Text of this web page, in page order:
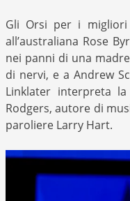
Gli Orsi per i
all’australiana Rose
nei panni di una
di nervi, e a Andrew
Linklater interpreta
Rodgers, autore di
paroliere Larry Hart.